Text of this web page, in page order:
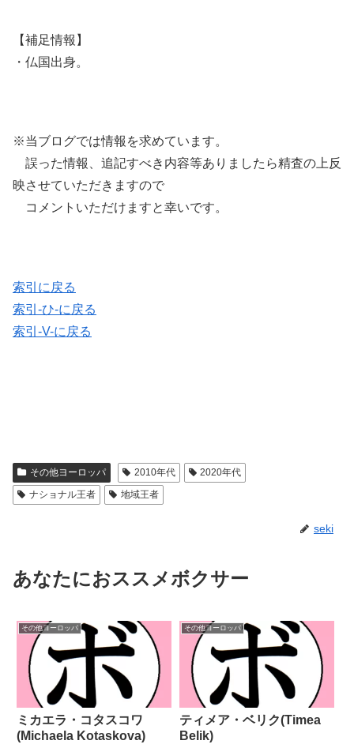
【補足情報】
・仏国出身。
※当ブログでは情報を求めています。
誤った情報、追記すべき内容等ありましたら精査の上反
映させていただきますので
コメントいただけますと幸いです。
索引に戻る
索引-ひ-に戻る
索引-V-に戻る
その他ヨーロッパ 2010年代
2020年代
ナショナル王者
地域王者
seki
あなたにおススメボクサー
その他ヨーロッパ
ミカエラ・コタスコワ
(Michaela Kotaskova)
その他ヨーロッパ
ティメア・ベリク(Timea
Belik)